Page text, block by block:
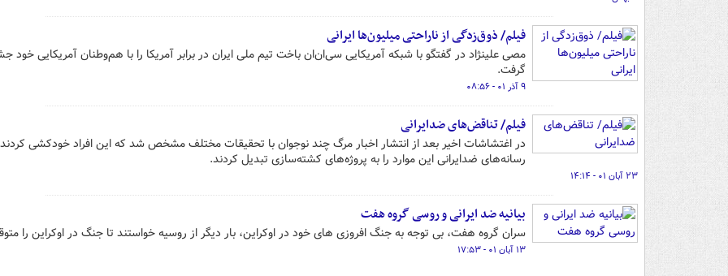
فیلم/ ذوق‌زدگی از ناراحتی میلیون‌ها ایرانی
مصی علینژاد در گفتگو با شبکه آمریکایی سی‌ان‌ان باخت تیم ملی ایران در برابر آمریکا را با هم‌وطنان آمریکایی خود
گرفت.
۹ آذر ۰۱ - ۰۸:۵۶
فیلم/ تناقض‌های ضدایرانی
در اغتشاشات اخیر بعد از انتشار اخبار مرگ چند نوجوان با تحقیقات مختلف مشخص شد که این افراد خودکشی کردند
رسانه‌های ضدایرانی این موارد را به پروژه‌های کشته‌سازی تبدیل کردند.
۲۳ آبان ۰۱ - ۱۴:۱۴
بیانیه ضد ایرانی و روسی گروه هفت
سران گروه هفت، بی توجه به جنگ افروزی های خود در اوکراین، بار دیگر از روسیه خواستند تا جنگ در اوکراین را
۱۳ آبان ۰۱ - ۱۷:۵۳